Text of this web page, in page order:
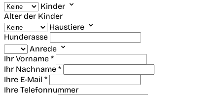
Kinder
Alter der Kinder
Haustiere
Hunderasse
Anrede
Ihr Vorname *
Ihr Nachname *
Ihre E-Mail *
Ihre Telefonnummer